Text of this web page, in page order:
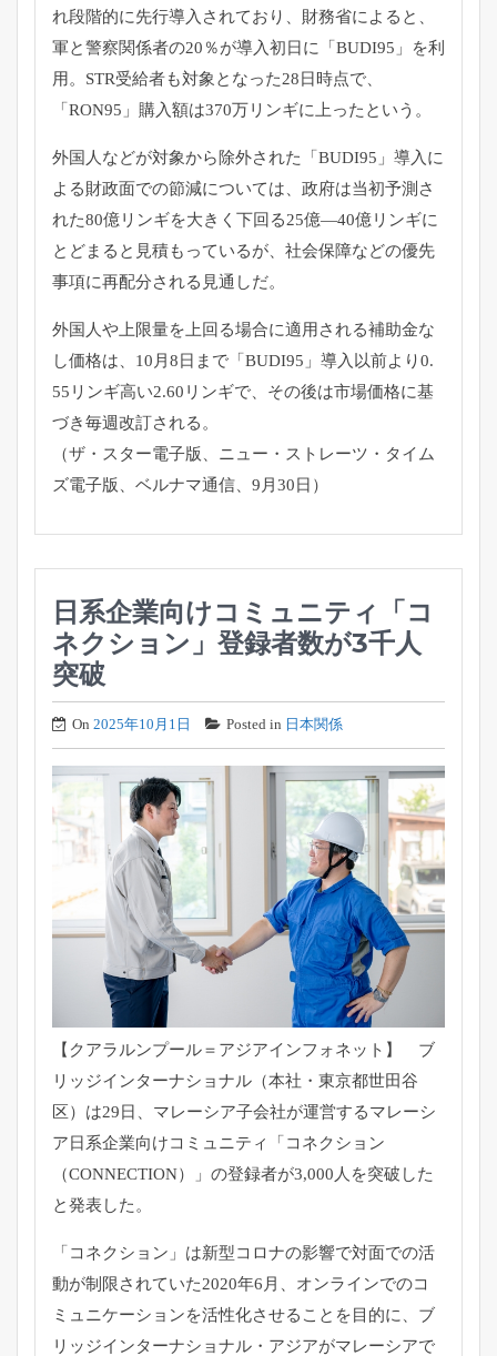
れ段階的に先行導入されており、 財務省によると、
軍と警察関係者の20％が導入初日に「 BUDI95」を利
用。 STR受給者も対象となった28日時点で、
「RON95」 購入額は370万リンギに上ったという。
外国人などが対象から除外された「BUDI95」 導入に
よる財政面での節減については、 政府は当初予測さ
れた80億リンギを大きく下回る25億―40億リンギに
とどまると見積もっているが、 社会保障などの優先
事項に再配分される見通しだ。
外国人や上限量を上回る場合に適用される補助金な
し価格は、 10月8日まで「BUDI95」導入以前より0.
55リンギ高い2.60リンギで、 その後は市場価格に基
づき毎週改訂される。
（ザ・スター電子版、ニュー・ストレーツ・タイム
ズ電子版、 ベルナマ通信、9月30日）
日系企業向けコミュニティ「コ
ネクション」登録者数が3千人
突破
On 2025年10月1日 Posted in 日本関係
【クアラルンプール＝アジアインフォネット】 ブ
リッジインターナショナル（本社・東京都世田谷
区）は29日、 マレーシア子会社が運営するマレーシ
ア日系企業向けコミュニティ
「コネクション
（CONNECTION）」の登録者が3,000人を突破した
と発表した。
「コネクション」 は新型コロナの影響で対面での活
動が制限されていた2020年6 月、 オンラインでのコ
ミュニケーションを活性化させることを目的に、 ブ
リッジインターナショナル・ アジアがマレーシアで